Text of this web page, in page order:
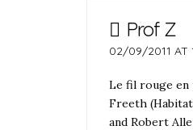
Prof Z
02/09/2011 AT
Le fil rouge en
Freeth
and Robert